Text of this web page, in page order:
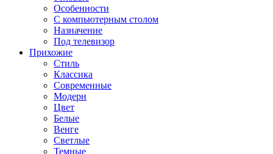
Особенности
С компьютерным столом
Назначение
Под телевизор
Прихожие
Стиль
Классика
Современные
Модерн
Цвет
Белые
Венге
Светлые
Темные